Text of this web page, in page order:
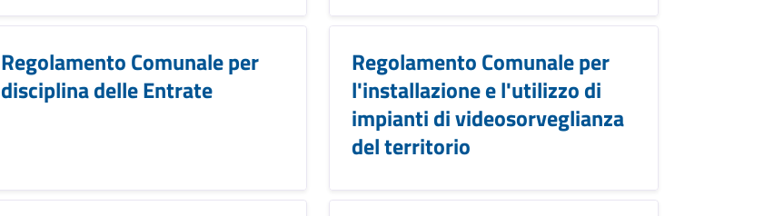
Regolamento Comunale per
disciplina delle Entrate
Regolamento Comunale per
l'installazione e l'utilizzo di
impianti di videosorveglianza
del territorio